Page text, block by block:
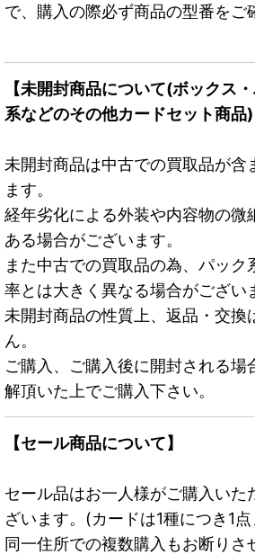
で、購入の際必ず商品の型番をご
【未開封商品について(ボックス
系などのその他カードセット商品)
未開封商品は中古での買取品が含
ます。
経年劣化による外装や内容物の微
ある場合がございます。
また中古での買取品の為、パック
率とは大きく異なる場合がござい
未開封商品の性質上、返品・交換
ん。
ご購入、ご購入後に開封される場
解頂いた上でご購入下さい。
【セール商品について】
セール品はお一人様がご購入いた
ざいます。(カードは1種につき1
同一住所での複数購入もお断りさ